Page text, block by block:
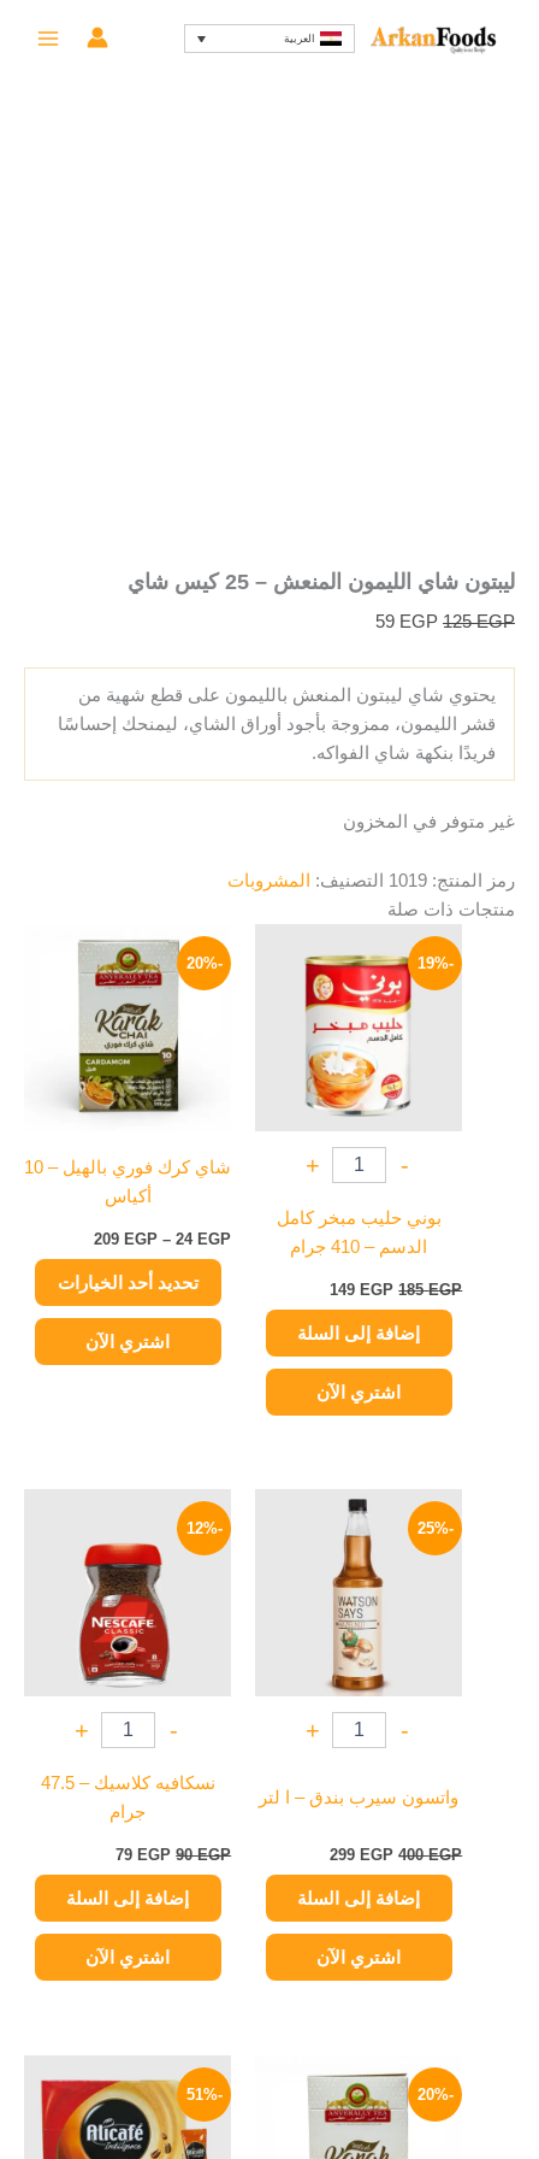
العربية
ليبتون شاي الليمون المنعش – 25 كيس شاي
125EGP
الأصلي
59 EGP
الحالي
يحتوي شاي ليبتون المنعش بالليمون على قطع شهية من
قشر الليمون، ممزوجة بأجود أوراق الشاي، ليمنحك إحساسًا
فريدًا بنكهة شاي الفواكه.
غير متوفر في المخزون
رمز المنتج: 1019 التصنيف:
المشروبات
منتجات ذات صلة
-19%
-
+
بوني حليب مبخر كامل
الدسم – 410 جرام
185EGP
الأصلي
هو:
185 EGP.
149 EGP
الحالي
هو:
149 EGP.
إضافة إلى السلة
اشتري الآن
-20%
شاي كرك فوري بالهيل – 10
أكياس
24 EGP
–
209 EGP
من
خلال
تحديد أحد الخيارات
هناك
العديد
من
المختلفة
المنتج.
اختيار
صفحة
المنتج
اشتري الآن
-25%
-
+
واتسون سيرب بندق – ا لتر
400EGP
السعر
الأصلي
400 EGP.
299 EGP
إضافة إلى السلة
اشتري الآن
-12%
-
+
نسكافيه كلاسيك – 47.5
جرام
90EGP
90 EGP.
79 EGP
هو:
79 EGP.
إضافة إلى السلة
اشتري الآن
-20%
من
خلال
هناك
العديد
من
-51%
السعر:
من
⁦6 EGP⁩
خلال
هناك
العديد
من
الأشكال